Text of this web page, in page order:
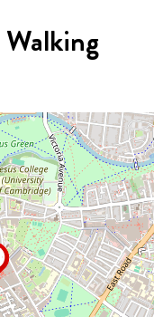
Walking